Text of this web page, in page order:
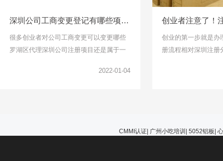
深圳公司工商变更登记有哪些项目？
很多创业者对公司工商变更可以变更哪些
罗湖区代理深圳公司注册项目还是属于一
2022-01-04
创业的第一步就是办
册流程相对深圳注册
CMMI认证| 广州小吃培训 5052铝板